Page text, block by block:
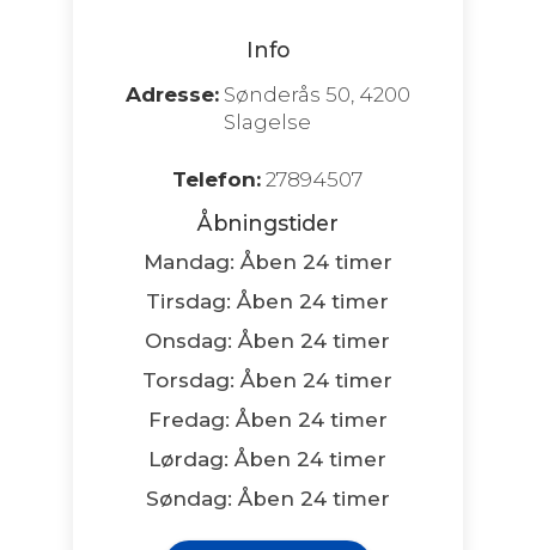
Info
Adresse:Sønderås 50, 4200
Slagelse
Telefon: 27894507
Åbningstider
Mandag: Åben 24 timer
Tirsdag: Åben 24 timer
Onsdag: Åben 24 timer
Torsdag: Åben 24 timer
Fredag: Åben 24 timer
Lørdag: Åben 24 timer
Søndag: Åben 24 timer